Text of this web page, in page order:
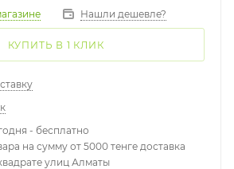
Нашли дешевле?
КУПИТЬ В 1 КЛИК
- бесплатно
на сумму от 5000 тенге доставка
улиц Алматы